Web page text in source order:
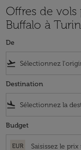
Offres de
Buffalo à Turin
De
flight_takeoff
Destination
flight_land
Budget
EUR